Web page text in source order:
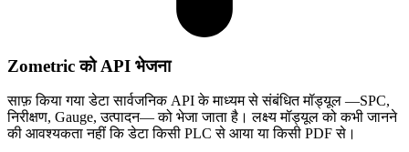
Zometric को API भेजना
साफ़ किया गया डेटा सार्वजनिक API के माध्यम से संबंधित मॉड्यूल —SPC,
निरीक्षण, Gauge, उत्पादन— को भेजा जाता है। लक्ष्य मॉड्यूल को कभी जानने
की आवश्यकता नहीं कि डेटा किसी PLC से आया या किसी PDF से।